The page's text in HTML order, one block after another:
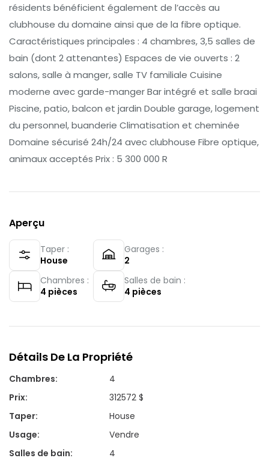
résidents bénéficient également de l’accès au
clubhouse du domaine ainsi que de la fibre optique.
Caractéristiques principales : 4 chambres, 3,5 salles de
bain (dont 2 attenantes) Espaces de vie ouverts : 2
salons, salle à manger, salle TV familiale Cuisine
moderne avec garde-manger Bar intégré et salle braai
Piscine, patio, balcon et jardin Double garage, logement
du personnel, buanderie Climatisation et cheminée
Domaine sécurisé 24h/24 avec clubhouse Fibre optique,
animaux acceptés Prix : 5 300 000 R
Aperçu
Taper :
House
Garages :
2
Chambres :
4 pièces
Salles de bain :
4 pièces
Détails De La Propriété
Chambres:
4
Prix:
312572 $
Taper:
House
Usage:
Vendre
Salles de bain: 4